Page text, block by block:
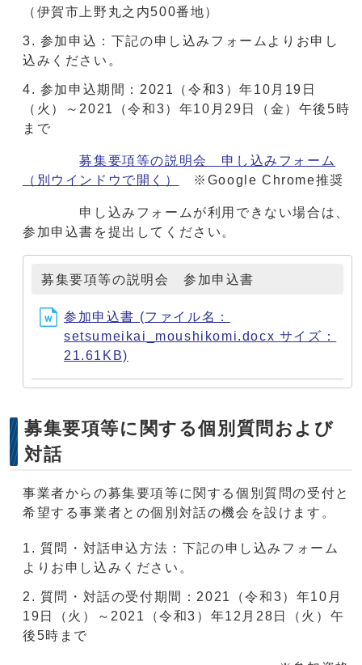
（伊賀市上野丸之内500番地）
参加申込：下記の申し込みフォームよりお申し
込みください。
参加申込期間：2021（令和3）年10月19日
（火）～2021（令和3）年10月29日（金）午後5時
まで
募集要項等の説明会 申し込みフォーム
（別ウインドウで開く）
※Google Chrome推奨
申し込みフォームが利用できない場合は、
参加申込書を提出してください。
募集要項等の説明会 参加申込書
参加申込書 (ファイル名：
setsumeikai_moushikomi.docx サイズ：
21.61KB)
募集要項等に関する個別質問および
対話
事業者からの募集要項等に関する個別質問の受付と
希望する事業者との個別対話の機会を設けます。
質問・対話申込方法：下記の申し込みフォーム
よりお申し込みください。
質問・対話の受付期間：2021（令和3）年10月
19日（火）～2021（令和3）年12月28日（火）午
後5時まで